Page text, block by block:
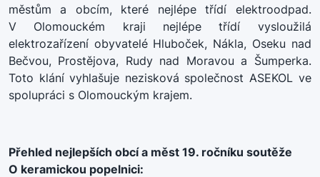
městům a obcím, které nejlépe třídí elektroodpad.
V Olomouckém kraji nejlépe třídí vysloužilá
elektrozařízení obyvatelé Hluboček, Nákla, Oseku nad
Bečvou, Prostějova, Rudy nad Moravou a Šumperka.
Toto klání vyhlašuje nezisková společnost ASEKOL ve
spolupráci s Olomouckým krajem.
Přehled nejlepších obcí a měst 19. ročníku soutěže
O keramickou popelnici: